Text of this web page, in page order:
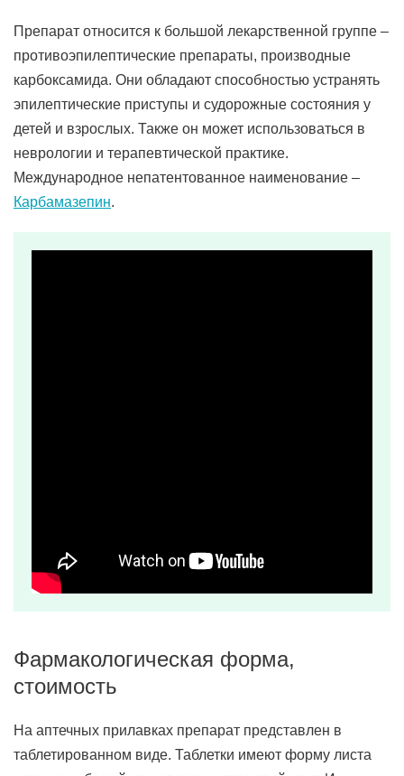
Препарат относится к большой лекарственной группе –
противоэпилептические препараты, производные
карбоксамида. Они обладают способностью устранять
эпилептические приступы и судорожные состояния у
детей и взрослых. Также он может использоваться в
неврологии и терапевтической практике.
Международное непатентованное наименование –
Карбамазепин.
Фармакологическая форма,
стоимость
На аптечных прилавках препарат представлен в
таблетированном виде. Таблетки имеют форму листа